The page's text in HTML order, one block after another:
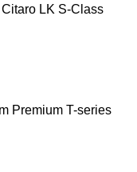
Citaro LK S-Class
Premium T-series